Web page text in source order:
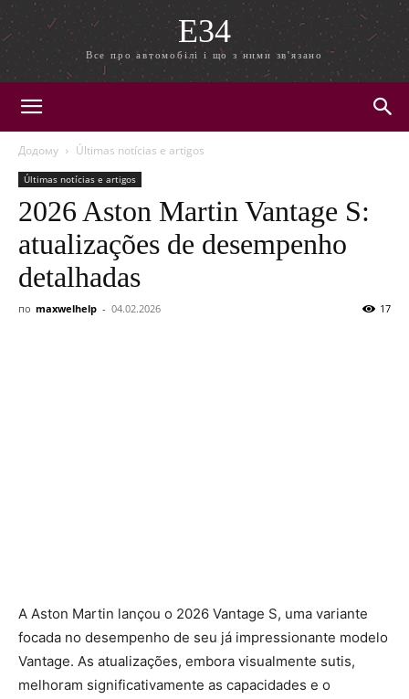
E34
Все про автомобілі і що з ними зв'язано
Додому Últimas notícias e artigos
Últimas notícias e artigos
2026 Aston Martin Vantage S:
atualizações de desempenho
detalhadas
по maxwelhelp - 04.02.2026 17
A Aston Martin lançou o 2026 Vantage S, uma variante
focada no desempenho de seu já impressionante modelo
Vantage. As atualizações, embora visualmente sutis,
melhoram significativamente as capacidades e o